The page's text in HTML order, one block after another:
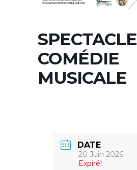
SPECTACLE
COMÉDIE
MUSICALE
DATE
20 Juin 2026
Expiré!